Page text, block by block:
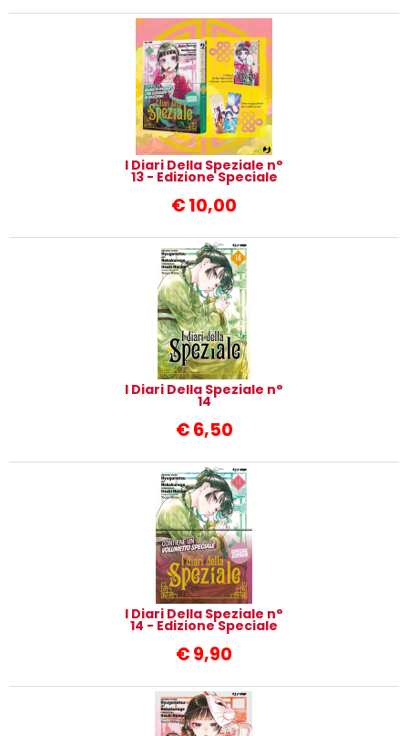
I Diari Della Speziale n°
13 - Edizione Speciale
€10,00
I Diari Della Speziale n°
14
€6,50
I Diari Della Speziale n°
14 - Edizione Speciale
€9,90